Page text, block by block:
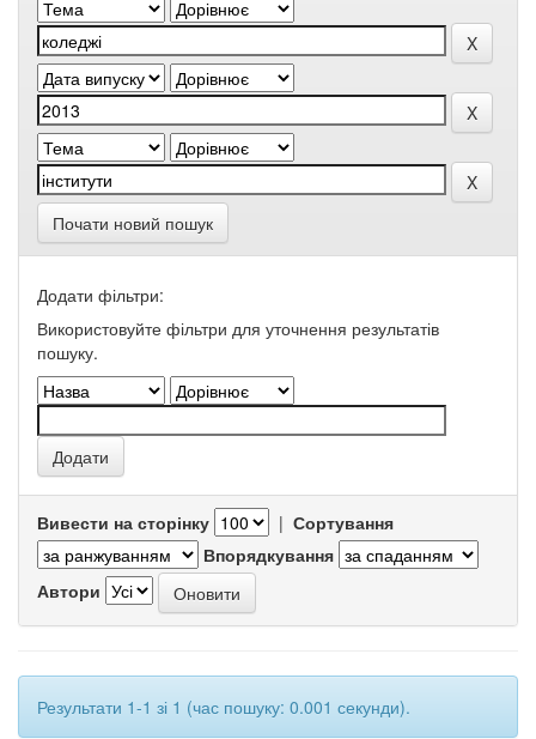
Почати новий пошук
Додати фільтри:
Використовуйте фільтри для уточнення результатів
пошуку.
Вивести на сторінку | Сортування
Впорядкування
Автори
Результати 1-1 зі 1 (час пошуку: 0.001 секунди).